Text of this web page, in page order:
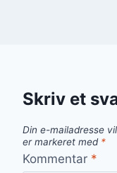
Skriv et
Din e-mailadresse
er markeret med *
Kommentar *